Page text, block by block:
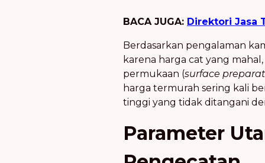
BACA JUGA: Direktori Jasa
Berdasarkan pengalaman
karena harga cat yang
permukaan (surface
harga termurah sering kali
tinggi yang tidak ditangani
Parameter